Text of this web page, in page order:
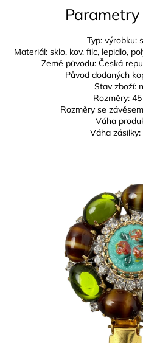
Typ: výrobku:
Materiál: sklo, kov, filc, lepidlo,
Země původu: Česká
Původ dodaných
Stav zboží:
Rozměry:
Rozměry se
Váha
Váha